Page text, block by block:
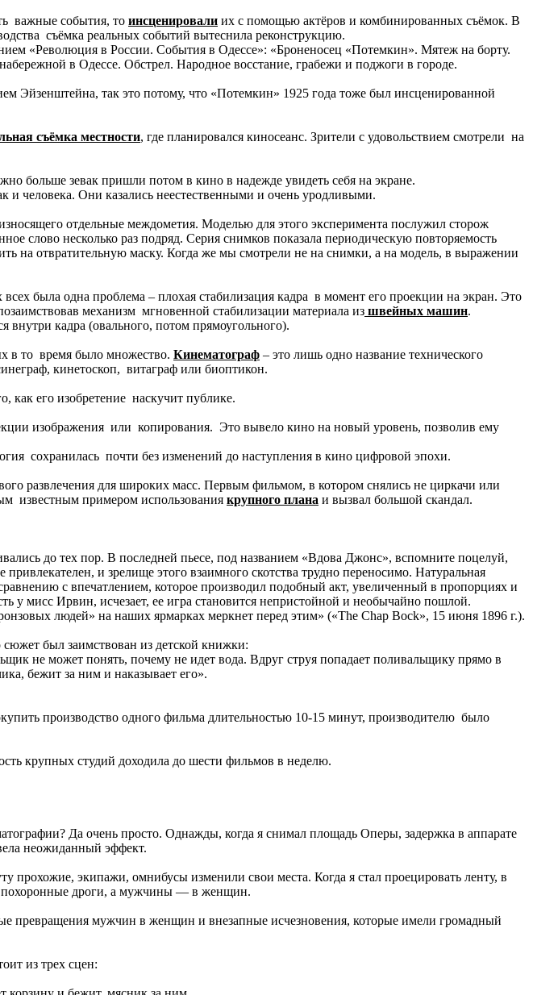
важные события, то инсценировали их с помощью актёров и комбинированных съёмок. В
съёмка реальных событий вытеснила реконструкцию.
«Революция в России. События в Одессе»: «Броненосец «Потемкин». Мятеж на борту.
в Одессе. Обстрел. Народное восстание, грабежи и поджоги в городе.
Эйзенштейна, так это потому, что «Потемкин» 1925 года тоже был инсценированной
съёмка местности, где планировался киносеанс. Зрители с удовольствием смотрели на
больше зевак пришли потом в кино в надежде увидеть себя на экране.
и человека. Они казались неестественными и очень уродливыми.
отдельные междометия. Моделью для этого эксперимента послужил сторож
слово несколько раз подряд. Серия снимков показала периодическую повторяемость
на отвратительную маску. Когда же мы смотрели не на снимки, а на модель, в выражении
была одна проблема – плохая стабилизация кадра в момент его проекции на экран. Это
механизм мгновенной стабилизации материала из швейных машин.
внутри кадра (овального, потом прямоугольного).
в то время было множество. Кинематограф – это лишь одно название технического
кинетоскоп, витаграф или биоптикон.
как его изобретение наскучит публике.
изображения или копирования. Это вывело кино на новый уровень, позволив ему
сохранилась почти без изменений до наступления в кино цифровой эпохи.
развлечения для широких масс. Первым фильмом, в котором снялись не циркачи или
известным примером использования крупного плана и вызвал большой скандал.
до тех пор. В последней пьесе, под названием «Вдова Джонс», вспомните поцелуй,
и зрелище этого взаимного скотства трудно переносимо. Натуральная
с впечатлением, которое производил подобный акт, увеличенный в пропорциях и
у мисс Ирвин, исчезает, ее игра становится непристойной и необычайно пошлой.
людей» на наших ярмарках меркнет перед этим» («The Chap Bock», 15 июня 1896 г.).
был заимствован из детской книжки:
не может понять, почему не идет вода. Вдруг струя попадает поливальщику прямо в
бежит за ним и наказывает его».
производство одного фильма длительностью 10-15 минут, производителю было
крупных студий доходила до шести фильмов в неделю.
Да очень просто. Однажды, когда я снимал площадь Оперы, задержка в аппарате
неожиданный эффект.
прохожие, экипажи, омнибусы изменили свои места. Когда я стал проецировать ленту, в
похоронные дроги, а мужчины — в женщин.
превращения мужчин в женщин и внезапные исчезновения, которые имели громадный
из трех сцен: